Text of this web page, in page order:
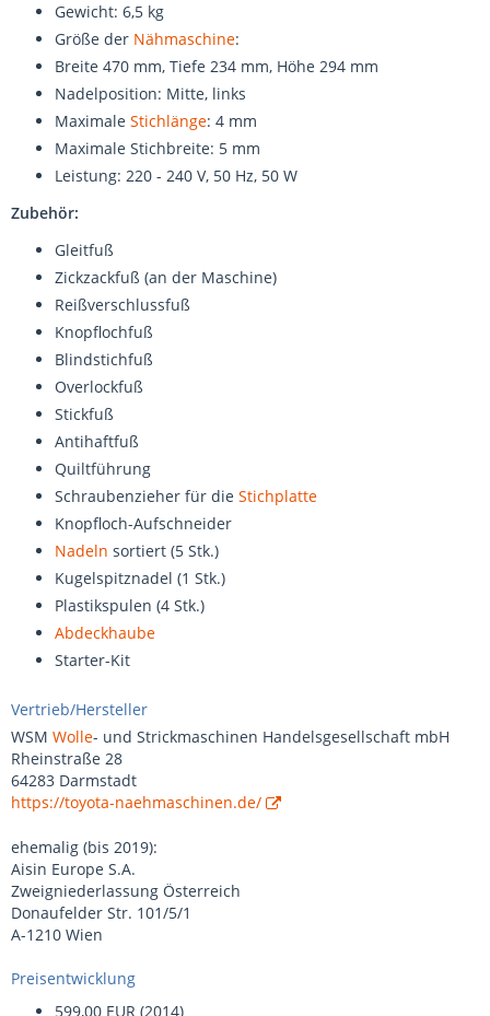
Gewicht: 6,5 kg
Größe der Nähmaschine:
Breite 470 mm, Tiefe 234 mm, Höhe 294 mm
Nadelposition: Mitte, links
Maximale Stichlänge: 4 mm
Maximale Stichbreite: 5 mm
Leistung: 220 - 240 V, 50 Hz, 50 W
Zubehör:
Gleitfuß
Zickzackfuß (an der Maschine)
Reißverschlussfuß
Knopflochfuß
Blindstichfuß
Overlockfuß
Stickfuß
Antihaftfuß
Quiltführung
Schraubenzieher für die Stichplatte
Knopfloch-Aufschneider
Nadeln sortiert (5 Stk.)
Kugelspitznadel (1 Stk.)
Plastikspulen (4 Stk.)
Abdeckhaube
Starter-Kit
Vertrieb/Hersteller
WSM Wolle- und Strickmaschinen Handelsgesellschaft mbH
Rheinstraße 28
64283 Darmstadt
https://toyota-naehmaschinen.de/
ehemalig (bis 2019):
Aisin Europe S.A.
Zweigniederlassung Österreich
Donaufelder Str. 101/5/1
A-1210 Wien
Preisentwicklung
599,00 EUR (2014)